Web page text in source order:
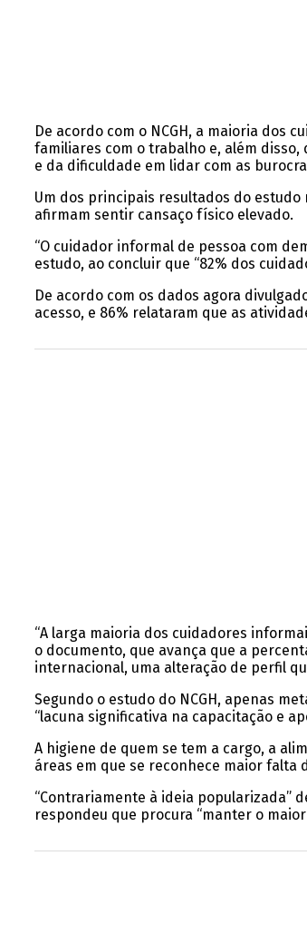
De acordo com o NCGH, a maioria dos
familiares com o trabalho e, além
e da dificuldade em lidar com as
Um dos principais resultados do
afirmam sentir cansaço físico elevado.
“O cuidador informal de pessoa com
estudo, ao concluir que “82% dos
De acordo com os dados agora
acesso, e 86% relataram que as
“A larga maioria dos cuidadores
o documento, que avança que a
internacional, uma alteração de perfil
Segundo o estudo do NCGH, apenas
“lacuna significativa na capacitação e
A higiene de quem se tem a cargo, a
áreas em que se reconhece maior falta
“Contrariamente à ideia popularizada”
respondeu que procura “manter o